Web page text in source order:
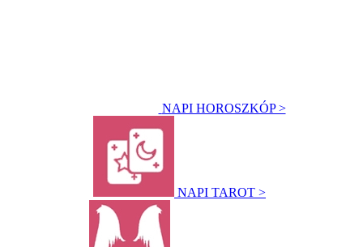
NAPI HOROSZKÓP >
NAPI TAROT >